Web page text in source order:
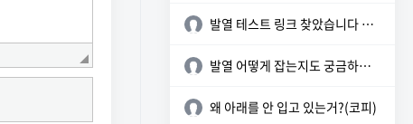
발열 테스트 링크 찾았습니다 참고하세요 https://sunyzero.tistory.c...
발열 어떻게 잡는지도 궁금하네요
왜 아래를 안 입고 있는거?(코피)